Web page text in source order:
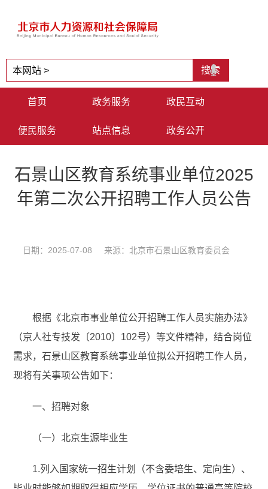
首页 政务服务 政民互动
便民服务 站点信息 政务公开
石景山区教育系统事业单位2025
年第二次公开招聘工作人员公告
日期：2025-07-08 来源：北京市石景山区教育委员会
根据《北京市事业单位公开招聘工作人员实施办法》
（京人社专技发〔2010〕102号）等文件精神，结合岗位
需求，石景山区教育系统事业单位拟公开招聘工作人员，
现将有关事项公告如下：
一、招聘对象
（一）北京生源毕业生
1.列入国家统一招生计划（不含委培生、定向生）、